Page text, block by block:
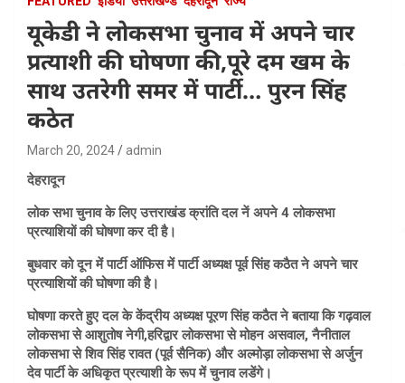
यूकेडी ने लोकसभा चुनाव में अपने चार
प्रत्याशी की घोषणा की,पूरे दम खम के
साथ उतरेगी समर में पार्टी… पुरन सिंह
कठेत
March 20, 2024 admin
देहरादून
लोक सभा चुनाव के लिए उत्तराखंड क्रांति दल नें अपने 4 लोकसभा
प्रत्याशियों की घोषणा कर दी है।
बुधवार को दून में पार्टी ऑफिस में पार्टी अध्यक्ष पूर्व सिंह कठैत ने अपने चार
प्रत्याशियों की घोषणा की है।
घोषणा करते हुए दल के केंद्रीय अध्यक्ष पूरण सिंह कठैत ने बताया कि गढ़वाल
लोकसभा से आशुतोष नेगी,हरिद्वार लोकसभा से मोहन असवाल, नैनीताल
लोकसभा से शिव सिंह रावत (पूर्व सैनिक) और अल्मोड़ा लोकसभा से अर्जुन
देव पार्टी के अधिकृत प्रत्याशी के रूप में चुनाव लडेंगे।